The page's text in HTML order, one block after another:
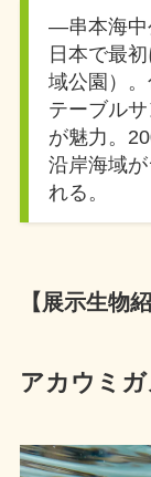
―串本海中
日本で最
域公園）
テーブル
が魅力。
沿岸海域
れる。
【展示生物紹
アカウミガ